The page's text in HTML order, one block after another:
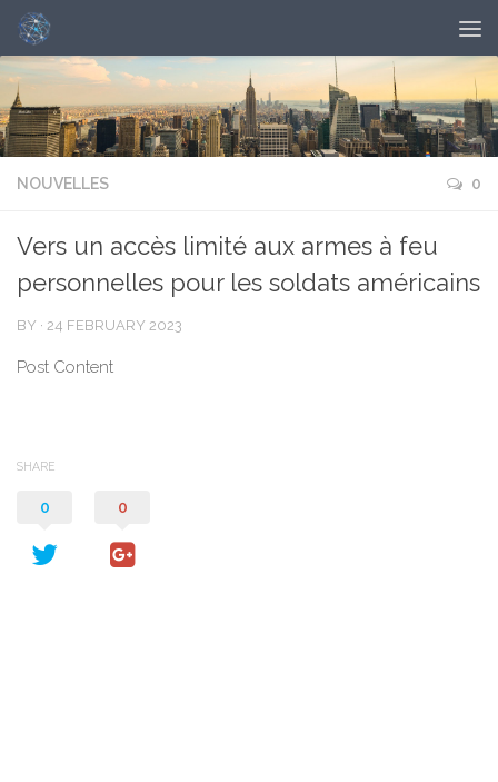
NOUVELLES 0
Vers un accès limité aux armes à feu
personnelles pour les soldats américains
BY · 24 FEBRUARY 2023
Post Content
SHARE
0 0